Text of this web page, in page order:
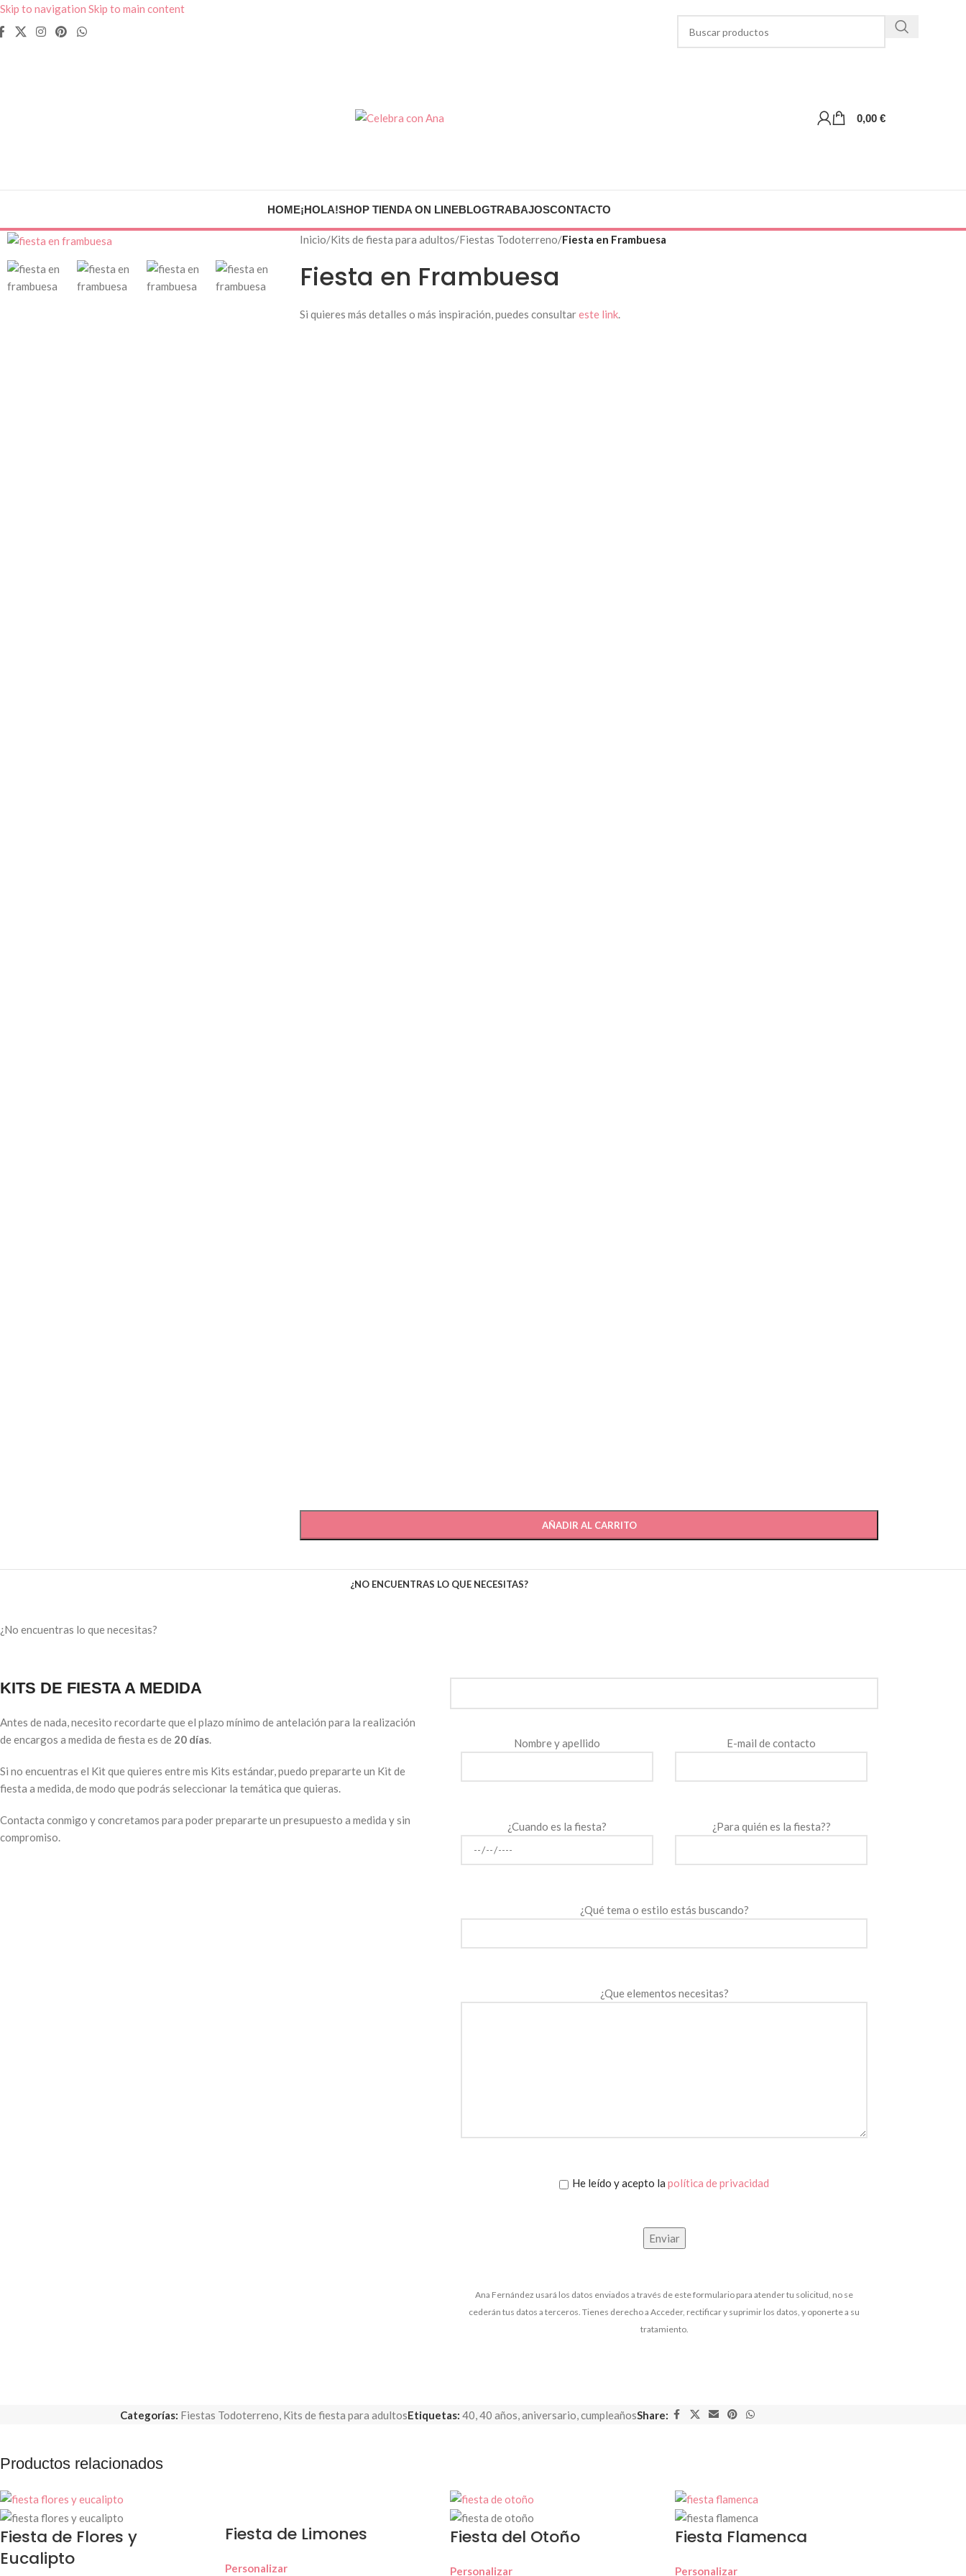
Skip to navigation Skip to main content
0,00 €
HOME¡HOLA!SHOP TIENDA ON LINEBLOGTRABAJOSCONTACTO
Inicio/Kits de fiesta para adultos/Fiestas Todoterreno/Fiesta en Frambuesa
Fiesta en Frambuesa
Si quieres más detalles o más inspiración, puedes consultareste link.
AÑADIR AL CARRITO
¿NO ENCUENTRAS LO QUE NECESITAS?
¿No encuentras lo que necesitas?
KITS DE FIESTA A MEDIDA
Antes de nada, necesito recordarte que el plazo mínimo de antelación para la realización
de encargos a medida de fiesta es de 20 días.
Si no encuentras el Kit que quieres entre mis Kits estándar, puedo prepararte un Kit de
fiesta a medida, de modo que podrás seleccionar la temática que quieras.
Contacta conmigo y concretamos para poder prepararte un presupuesto a medida y sin
compromiso.
Nombre y apellido E-mail de contacto
¿Cuando es la fiesta? ¿Para quién es la fiesta??
¿Qué tema o estilo estás buscando?
¿Que elementos necesitas?
He leído y acepto la política de privacidad
Ana Fernández usará los datos enviados a través de este formulario para atender tu solicitud, no se
cederán tus datos a terceros. Tienes derecho a Acceder, rectificar y suprimir los datos, y oponerte a su
tratamiento.
Categorías: Fiestas Todoterreno Kits de fiesta para adultosEtiquetas: 40 40 años aniversario cumpleañosShare:
Productos relacionados
Fiesta de Flores y
Eucalipto
Fiesta de Limones
Personalizar
Fiesta del Otoño
Personalizar
Fiesta Flamenca
Personalizar